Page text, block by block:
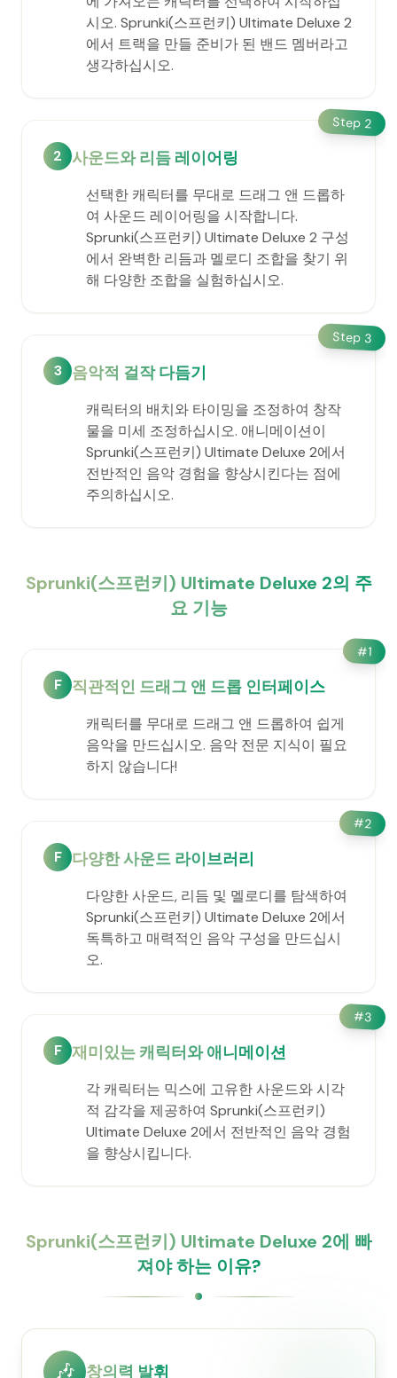
시오. Sprunki(스프런키) Ultimate Deluxe 2
에서 트랙을 만들 준비가 된 밴드 멤버라고
생각하십시오.
Step 2
2 사운드와 리듬 레이어링
선택한 캐릭터를 무대로 드래그 앤 드롭하
여 사운드 레이어링을 시작합니다.
Sprunki(스프런키) Ultimate Deluxe 2 구성
에서 완벽한 리듬과 멜로디 조합을 찾기 위
해 다양한 조합을 실험하십시오.
Step 3
3 음악적 걸작 다듬기
캐릭터의 배치와 타이밍을 조정하여 창작
물을 미세 조정하십시오. 애니메이션이
Sprunki(스프런키) Ultimate Deluxe 2에서
전반적인 음악 경험을 향상시킨다는 점에
주의하십시오.
Sprunki(스프런키) Ultimate Deluxe 2의 주
요 기능
#1
F 직관적인 드래그 앤 드롭 인터페이스
캐릭터를 무대로 드래그 앤 드롭하여 쉽게
음악을 만드십시오. 음악 전문 지식이 필요
하지 않습니다!
#2
F 다양한 사운드 라이브러리
다양한 사운드, 리듬 및 멜로디를 탐색하여
Sprunki(스프런키) Ultimate Deluxe 2에서
독특하고 매력적인 음악 구성을 만드십시
오.
#3
F 재미있는 캐릭터와 애니메이션
각 캐릭터는 믹스에 고유한 사운드와 시각
적 감각을 제공하여 Sprunki(스프런키)
Ultimate Deluxe 2에서 전반적인 음악 경험
을 향상시킵니다.
Sprunki(스프런키) Ultimate Deluxe 2에 빠
져야 하는 이유?
🎶 창의력 발휘